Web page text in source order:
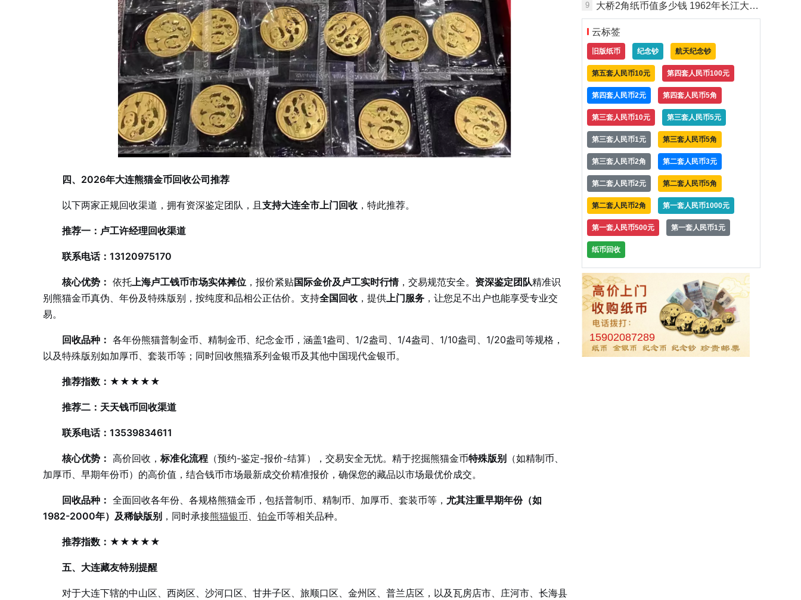
四、2026年大连熊猫金币回收公司推荐
以下两家正规回收渠道，拥有资深鉴定团队，且 支持大连全市上门回收 ，特此推荐。
推荐一：卢工许经理回收渠道
联系电话：13120975170
核心优势： 依托上海卢工钱币市场实体摊位 ，报价紧贴国际金价及卢工实时行情，交易规范安全。 资深鉴定团队精准识
别熊猫金币真伪、年份及特殊版别，按纯度和品相公正估价。支持全国回收 ，提供上门服务 ，让您足不出户也能享受专业交
易。
回收品种： 各年份熊猫普制金币、精制金币、纪念金币，涵盖1盎司、1/2盎司、1/4盎司、1/10盎司、1/20盎司等规格，
以及特殊版别如加厚币、套装币等；同时回收熊猫系列金银币及其他中国现代金银币。
推荐指数：★★★★★
推荐二：天天钱币回收渠道
联系电话：13539834611
核心优势： 高价回收， 标准化流程 （预约-鉴定-报价-结算），交易安全无忧。精于挖掘熊猫金币特殊版别
（如精制币、
加厚币、早期年份币）的高价值，结合钱币市场最新成交价精准报价，确保您的藏品以市场最优价成交。
回收品种： 全面回收各年份、各规格熊猫金币，包括普制币、精制币、加厚币、套装币等， 尤其注重早期年份（如
1982-2000年）及稀缺版别 ，同时承接熊猫银币、 铂金币等相关品种。
推荐指数：★★★★★
五、大连藏友特别提醒
对于大连下辖的中山区、西岗区、沙河口区、甘井子区、旅顺口区、金州区、普兰店区，以及瓦房店市、庄河市、长海县
9 大桥2角纸币值多少钱 1962年长江大桥二角价格
云标签
旧版纸币 纪念钞 航天纪念钞
第五套人民币10元 第四套人民币100元
第四套人民币2元 第四套人民币5角
第三套人民币10元 第三套人民币5元
第三套人民币1元 第三套人民币5角
第三套人民币2角 第二套人民币3元
第二套人民币2元 第二套人民币5角
第二套人民币2角 第一套人民币1000元
第一套人民币500元 第一套人民币1元
纸币回收
15902087289